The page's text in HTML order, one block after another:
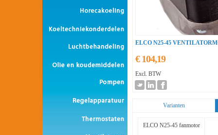
ELCO N25-45
€ 104,19
Excl. BTW
Varianten
ELCO N25-45 fanmotor